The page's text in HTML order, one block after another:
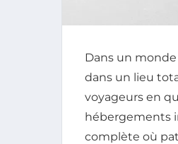
Dans un
dans un lieu
voyageurs en
hébergements
complète où